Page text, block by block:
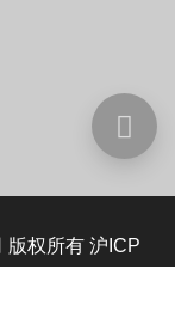
版权所有 沪ICP